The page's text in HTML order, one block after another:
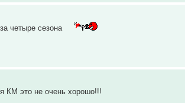
четыре сезона
КМ это не очень хорошо!!!